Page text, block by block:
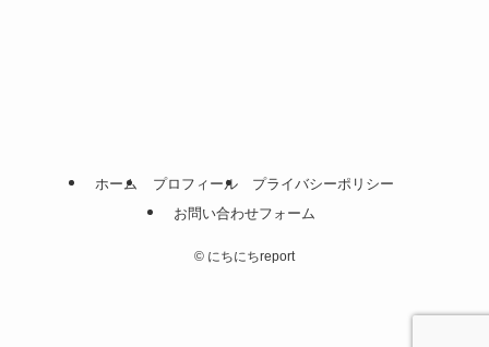
ホーム プロフィール
プライバシーポリシー
お問い合わせフォーム
© にちにちreport